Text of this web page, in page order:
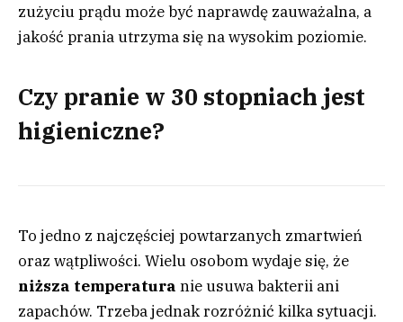
zużyciu prądu może być naprawdę zauważalna, a
jakość prania utrzyma się na wysokim poziomie.
Czy pranie w 30 stopniach jest
higieniczne?
To jedno z najczęściej powtarzanych zmartwień
oraz wątpliwości. Wielu osobom wydaje się, że
niższa temperatura nie usuwa bakterii ani
zapachów. Trzeba jednak rozróżnić kilka sytuacji.